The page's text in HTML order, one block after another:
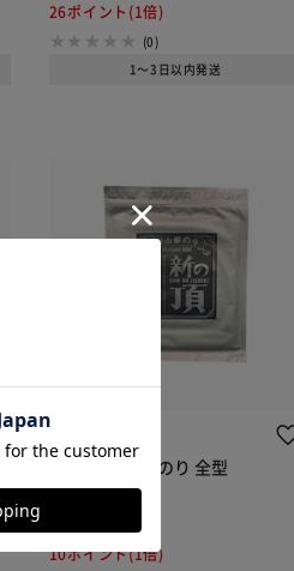
26ポイント(1倍)
(0)
1～3日以内発送
岡山 新の頂 焼のり 全型
¥1,080
10ポイント(1倍)